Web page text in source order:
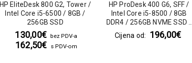
HP EliteDesk 800 G2, Tower /
Intel Core i5-6500 / 8GB /
256GB SSD
130,00€ bez PDV-a
162,50€ s PDV-om
HP ProDesk 400 G6, SFF /
Intel Core i5-8500 / 8GB
DDR4 / 256GB NVME SSD /
DVD
Cijena od: 196,00€